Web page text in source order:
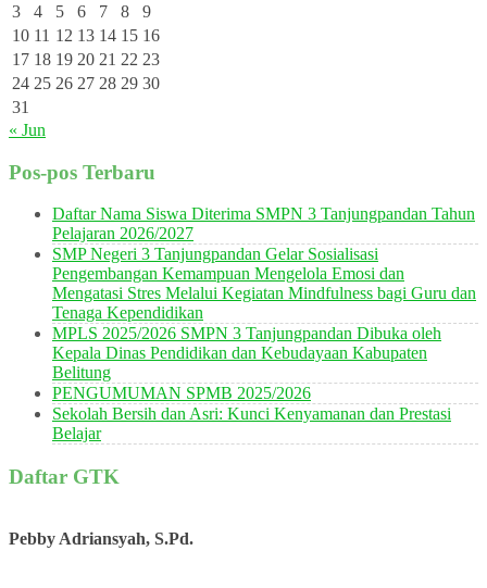
3
4 5 6 7 8
9
10 11 12 13 14 15 16
17 18 19 20 21 22 23
24 25 26 27 28 29 30
31
« Jun
Pos-pos Terbaru
Daftar Nama Siswa Diterima SMPN 3 Tanjungpandan Tahun
Pelajaran 2026/2027
SMP Negeri 3 Tanjungpandan Gelar Sosialisasi
Pengembangan Kemampuan Mengelola Emosi dan
Mengatasi Stres Melalui Kegiatan Mindfulness bagi Guru dan
Tenaga Kependidikan
MPLS 2025/2026 SMPN 3 Tanjungpandan Dibuka oleh
Kepala Dinas Pendidikan dan Kebudayaan Kabupaten
Belitung
PENGUMUMAN SPMB 2025/2026
Sekolah Bersih dan Asri: Kunci Kenyamanan dan Prestasi
Belajar
Daftar GTK
Pebby Adriansyah, S.Pd.